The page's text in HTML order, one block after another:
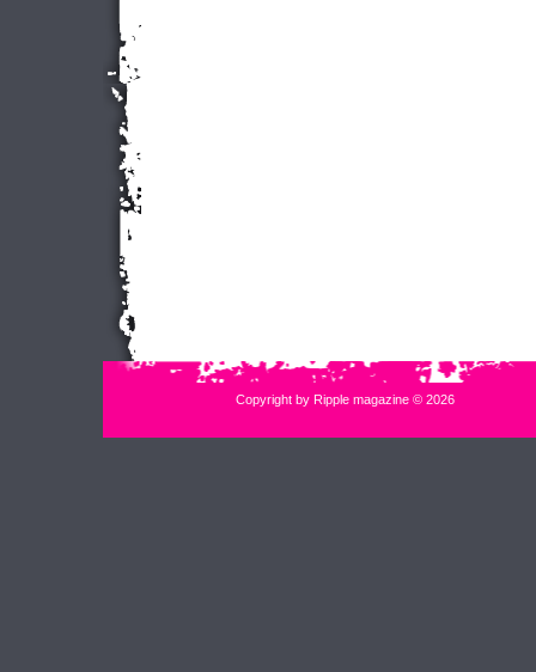
Copyright by Ripple magazine © 2026